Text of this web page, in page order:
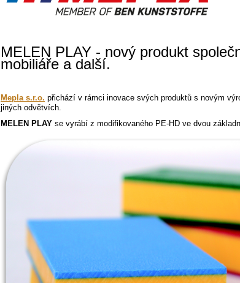
MELEN PLAY - nový produkt
mobiliáře a další.
Mepla s.r.o. přichází v rámci inovace svých produktů s novým
jiných odvětvích.
MELEN PLAY se vyrábí z modifikovaného PE-HD ve dvou